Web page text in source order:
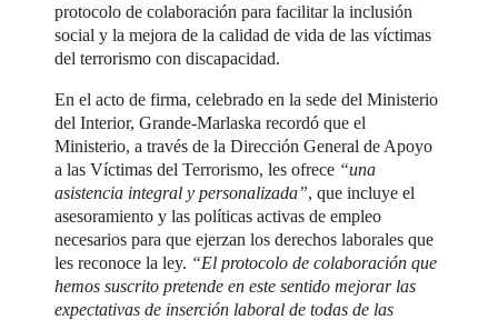
protocolo de colaboración para facilitar la inclusión
social y la mejora de la calidad de vida de las víctimas
del terrorismo con discapacidad.
En el acto de firma, celebrado en la sede del Ministerio
del Interior, Grande-Marlaska recordó que el
Ministerio, a través de la Dirección General de Apoyo
a las Víctimas del Terrorismo, les ofrece “una
asistencia integral y personalizada”, que incluye el
asesoramiento y las políticas activas de empleo
necesarios para que ejerzan los derechos laborales que
les reconoce la ley. “El protocolo de colaboración que
hemos suscrito pretende en este sentido mejorar las
expectativas de inserción laboral de todas de las